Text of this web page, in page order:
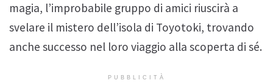
magia, l’improbabile gruppo di amici riuscirà a
svelare il mistero dell’isola di Toyotoki, trovando
anche successo nel loro viaggio alla scoperta di sé.
PUBBLICITÀ